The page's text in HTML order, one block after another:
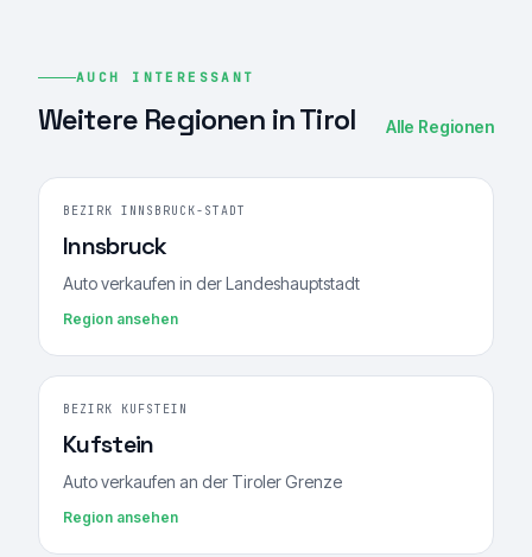
AUCH INTERESSANT
Weitere Regionen in Tirol Alle Regionen
BEZIRK INNSBRUCK-STADT
Innsbruck
Auto verkaufen in der Landeshauptstadt
Region ansehen
BEZIRK KUFSTEIN
Kufstein
Auto verkaufen an der Tiroler Grenze
Region ansehen